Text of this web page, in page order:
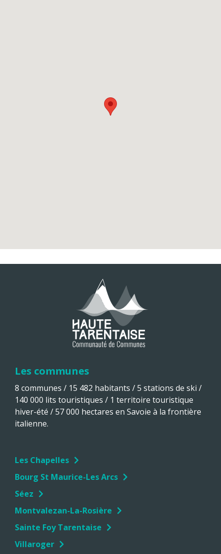
Les communes
8 communes / 15 482 habitants / 5 stations de ski /
140 000 lits touristiques / 1 territoire touristique
hiver-été / 57 000 hectares en Savoie à la frontière
italienne.
Les Chapelles
Bourg St Maurice-Les Arcs
Séez
Montvalezan-La-Rosière
Sainte Foy Tarentaise
Villaroger